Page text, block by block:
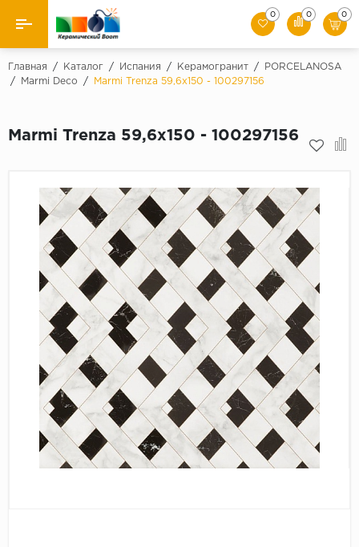
Назад
Керамическая плитка
Мозаики
Искусственный камень
Клинкер
0 0 0
Главная / Каталог / Испания / Керамогранит /
PORCELANOSA
/
Marmi Deco / Marmi Trenza 59,6x150 - 100297156
Marmi Trenza 59,6x150 - 100297156